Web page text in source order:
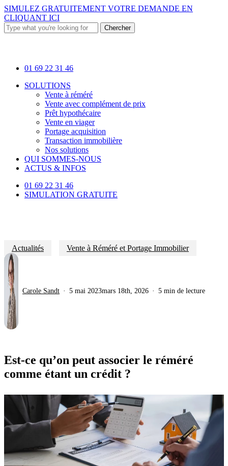
Skip
to
main
content
SIMULEZ GRATUITEMENT VOTRE DEMANDE EN
CLIQUANT ICI
Chercher
01 69 22 31 46
Menu
SOLUTIONS
Vente à réméré
Vente avec complément de prix
Prêt hypothécaire
Vente en viager
Portage acquisition
Transaction immobilière
Nos solutions
QUI SOMMES-NOUS
ACTUS & INFOS
01 69 22 31 46
SIMULATION GRATUITE
Actualités Vente à Réméré et Portage Immobilier
Carole Sandt 5 mai 2023mars 18th, 2026 5 min de lecture
Est-ce qu’on peut associer le réméré
comme étant un crédit ?